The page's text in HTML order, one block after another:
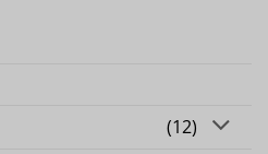
(12)